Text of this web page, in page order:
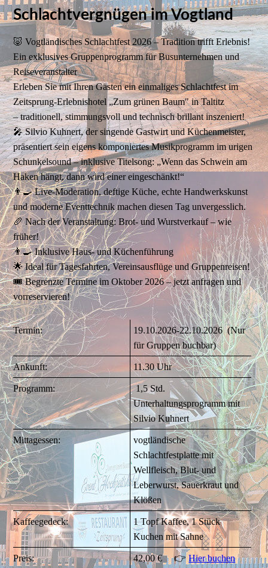
Schlachtvergnügen im Vogtland
🐷 Vogtländisches Schlachtfest 2026 – Tradition trifft Erlebnis!
Ein exklusives Gruppenprogramm für Busunternehmen und
Reiseveranstalter
Erleben Sie mit Ihren Gästen ein einmaliges Schlachtfest im
Zeitsprung-Erlebnishotel „Zum grünen Baum" in Taltitz
– traditionell, stimmungsvoll und technisch brillant inszeniert!
🎤 Silvio Kuhnert, der singende Gastwirt und Küchenmeister,
präsentiert sein eigens komponiertes Musikprogramm im urigen
Schunkelsound – inklusive Titelsong:„Wenn das Schwein am
Haken hängt, dann wird einer eingeschänkt!“
👨‍🍳 Live-Moderation, deftige Küche, echte Handwerkskunst
und moderne Eventtechnik machen diesen Tag unvergesslich.
🥖 Nach der Veranstaltung: Brot- und Wurstverkauf – wie
früher!
👨‍🍳 Inklusive Haus- und Küchenführung
🌟 Ideal für Tagesfahrten, Vereinsausflüge und Gruppenreisen!
🎟️ Begrenzte Termine im Oktober 2026 – jetzt anfragen und
vorreservieren!
Termin:
19.10.2026-22.10.2026 (Nur
für Gruppen buchbar)
Ankunft: 11.30 Uhr
Programm:
1,5 Std.
Unterhaltungsprogramm mit
Silvio Kuhnert
Mittagessen:
vogtländische
Schlachtfestplatte mit
Wellfleisch, Blut- und
Leberwurst, Sauerkraut und
Klößen
Kaffeegedeck:
1 Topf Kaffee, 1 Stück
Kuchen mit Sahne
Preis: 42,00 € 👉Hier buchen